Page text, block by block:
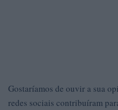
Gostaríamos de ouvir a sua
redes sociais contribuíram